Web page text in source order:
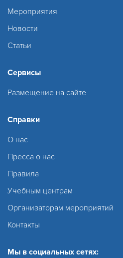
Мероприятия
Новости
Статьи
Сервисы
Размещение на сайте
Справки
О нас
Пресса о нас
Правила
Учебным центрам
Организаторам мероприятий
Контакты
Мы в социальных сетях: